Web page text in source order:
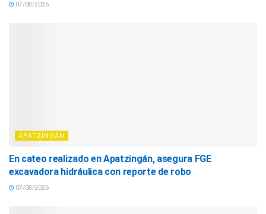
07/08/2026
APATZINGÁN
En cateo realizado en Apatzingán, asegura FGE
excavadora hidráulica con reporte de robo
07/08/2026